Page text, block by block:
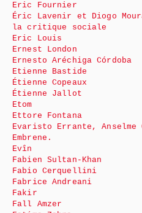
Eric Fournier
Éric Lavenir et Diogo
la critique sociale
Eric Louis
Ernest London
Ernesto Aréchiga Córdoba
Etienne Bastide
Étienne Copeaux
Étienne Jallot
Etom
Ettore Fontana
Evaristo Errante,
Embrene.
Evîn
Fabien Sultan-Khan
Fabio Cerquellini
Fabrice Andreani
Fakir
Fall Amzer